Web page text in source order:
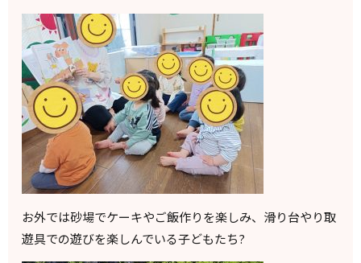
お外では砂場でケーキやご飯作りを楽しみ、滑り台やり取
遊具での遊びを楽しんでいる子どもたち?